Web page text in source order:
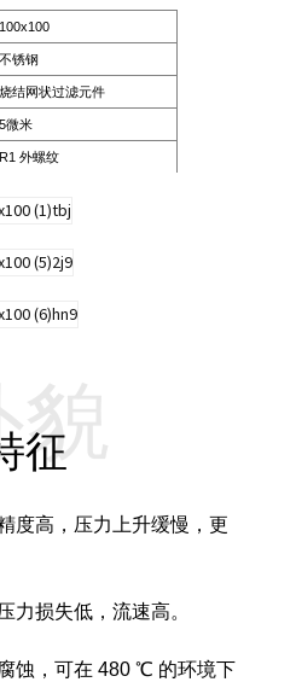
100x100
不锈钢
烧结网状过滤元件
5微米
R1 外螺纹
征
貌
度高，压力上升缓慢，更
力损失低，流速高。
蚀，可在 480 ℃ 的环境下